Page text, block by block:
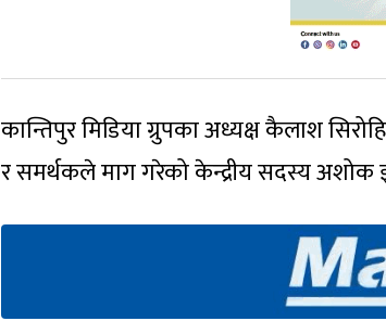
कान्तिपुर मिडिया ग्रुपका अध्यक्ष कैलाश
र समर्थकले माग गरेको केन्द्रीय सदस्य अशोक